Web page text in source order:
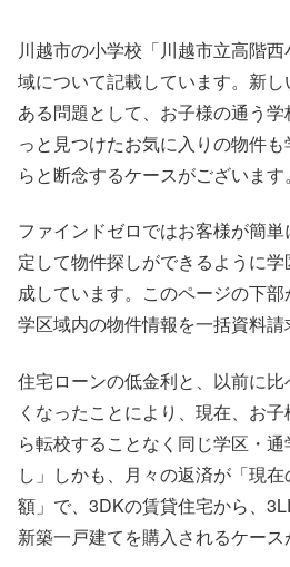
川越市の小学校「川越市立高階
域について記載しています。新し
ある問題として、お子様の通う
っと見つけたお気に入りの物件
らと断念するケースがございます。
ファインドゼロではお客様が簡
定して物件探しができるように
成しています。このページの下
学区域内の物件情報を一括資料請
住宅ローンの低金利と、以前に
くなったことにより、現在、お
ら転校することなく同じ学区・
し」しかも、月々の返済が「現
額」で、3DKの賃貸住宅から、
新築一戸建てを購入されるケース